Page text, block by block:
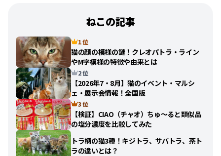
ねこの記事
1 位
猫の顔の模様の謎！クレオパトラ・ライン
やM字模様の特徴や由来とは
2 位
【2026年7・8月】猫のイベント・マルシ
ェ・展示会情報！全国版
3 位
【検証】CIAO（チャオ）ちゅ〜ると類似品
の塩分濃度を比較してみた
トラ柄の猫3種！キジトラ、サバトラ、茶ト
ラの違いとは？